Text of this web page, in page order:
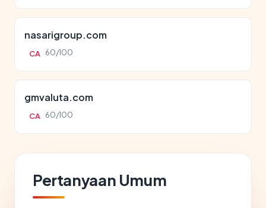
nasarigroup.com
CA 60/100
gmvaluta.com
CA 60/100
Pertanyaan Umum